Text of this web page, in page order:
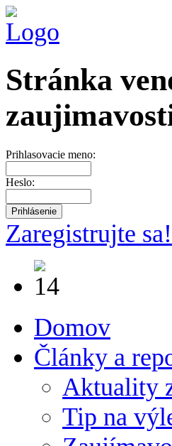
Stránka
Prihlasovacie meno:
Heslo:
Zaregistrujte sa!
Domov
Články a
Aktuality
Tip na